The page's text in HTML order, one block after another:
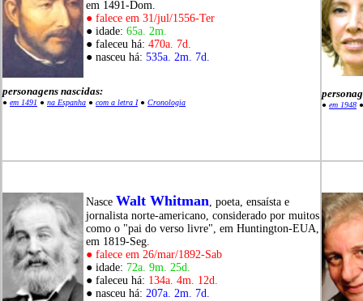
em 1491-Dom.
● falece em 31/jul/1556-Ter
● idade: 65a. 2m.
● faleceu há: 470a. 7d.
● nasceu há: 535a. 2m. 7d.
personagens nascidas:
● em 1491 ● na Espanha ● com a letra I● Cronologia ● em 1948
Nasce Walt Whitman, poeta, ensaísta e
jornalista norte-americano, considerado por muitos
como o "pai do verso livre", em Huntington-EUA,
em 1819-Seg.
● falece em 26/mar/1892-Sab
● idade: 72a. 9m. 25d.
● faleceu há: 134a. 4m. 12d.
● nasceu há: 207a. 2m. 7d.